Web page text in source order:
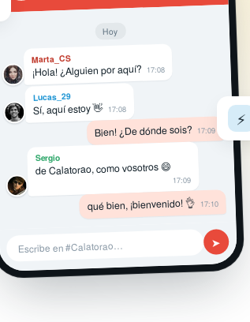
Hoy
Marta_CS
¡Hola! ¿Alguien por aquí? 17:08
Lucas_29
Sí, aquí estoy 👋 17:08
Bien! ¿De dónde sois? 17:09
Sergio
de Calatorao, como vosotros 😄
17:09
qué bien, ¡bienvenido! 👌 17:10
Escribe en #Calatorao… ➤
⚡